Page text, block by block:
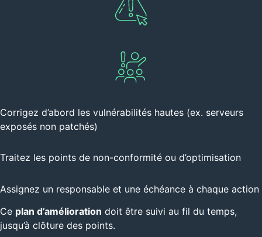
Corrigez d’abord les vulnérabilités hautes (ex. serveurs
exposés non patchés)
Traitez les points de non-conformité ou d’optimisation
Assignez un responsable et une échéance à chaque action
Ce plan d’amélioration doit être suivi au fil du temps,
jusqu’à clôture des points.